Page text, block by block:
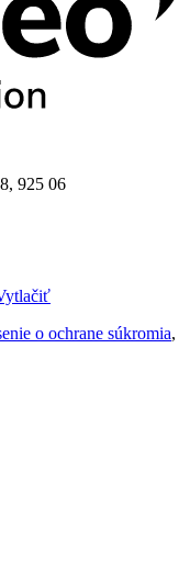
925 06
o ochrane súkromia,